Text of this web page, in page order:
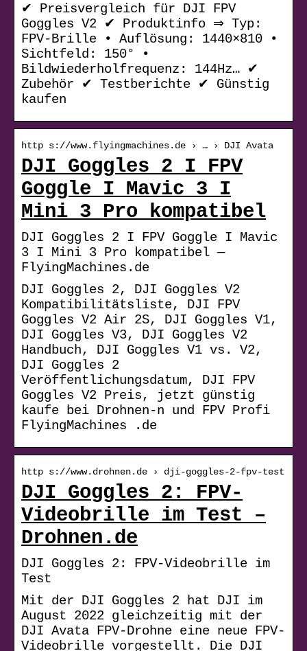
✔ Preisvergleich für DJI FPV
Goggles V2 ✔ Produktinfo ⇒ Typ:
FPV-Brille • Auflösung: 1440×810 •
Sichtfeld: 150° •
Bildwiederholfrequenz: 144Hz… ✔
Zubehör ✔ Testberichte ✔ Günstig
kaufen
http s://www.flyingmachines.de › … › DJI Avata
DJI Goggles 2 I FPV
Goggle I Mavic 3 I
Mini 3 Pro kompatibel
DJI Goggles 2 I FPV Goggle I Mavic
3 I Mini 3 Pro kompatibel —
FlyingMachines.de
DJI Goggles 2, DJI Goggles V2
Kompatibilitätsliste, DJI FPV
Goggles V2 Air 2S, DJI Goggles V1,
DJI Goggles V3, DJI Goggles V2
Handbuch, DJI Goggles V1 vs. V2,
DJI Goggles 2
Veröffentlichungsdatum, DJI FPV
Goggles V2 Preis, jetzt günstig
kaufe bei Drohnen-n und FPV Profi
FlyingMachines .de
http s://www.drohnen.de › dji-goggles-2-fpv-test
DJI Goggles 2: FPV-
Videobrille im Test –
Drohnen.de
DJI Goggles 2: FPV-Videobrille im
Test
Mit der DJI Goggles 2 hat DJI im
August 2022 gleichzeitig mit der
DJI Avata FPV-Drohne eine neue FPV-
Videobrille vorgestellt. Die DJI